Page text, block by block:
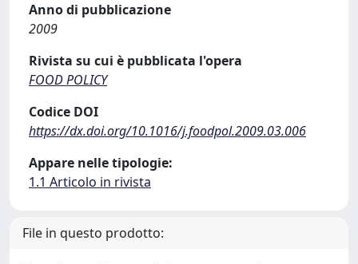
Anno di pubblicazione
2009
Rivista su cui è pubblicata l'opera
FOOD POLICY
Codice DOI
https://dx.doi.org/10.1016/j.foodpol.2009.03.006
Appare nelle tipologie:
1.1 Articolo in rivista
File in questo prodotto: